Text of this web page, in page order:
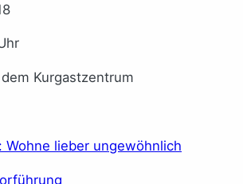
Kurgastzentrum